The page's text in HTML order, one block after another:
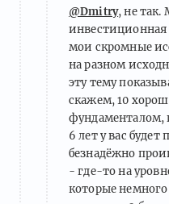
@Dmitry, не так.
инвестиционная
мои скромные
на разном
эту тему
скажем, 10
фундаменталом,
6 лет у вас
безнадёжно
- где-то на
которые